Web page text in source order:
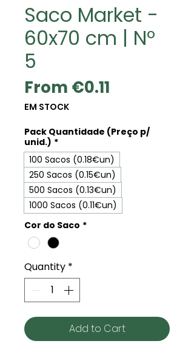
Saco Market -
60x70 cm | Nº
5
From €0.11
EM STOCK
Pack Quantidade (Preço p/
unid.) *
100 Sacos (0.18€un)
250 Sacos (0.15€un)
500 Sacos (0.13€un)
1000 Sacos (0.11€un)
Cor do Saco *
Quantity *
Add to Cart